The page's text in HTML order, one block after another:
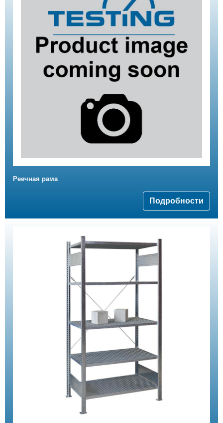
Реечная рама
Подробности